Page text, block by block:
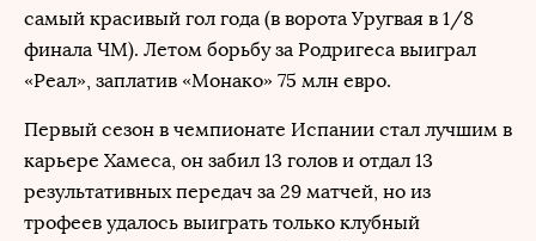
самый красивый гол года (в ворота Уругвая в 1/8
финала ЧМ). Летом борьбу за Родригеса выиграл
«Реал», заплатив «Монако» 75 млн евро.
Первый сезон в чемпионате Испании стал лучшим в
карьере Хамеса, он забил 13 голов и отдал 13
результативных передач за 29 матчей, но из
трофеев удалось выиграть только клубный